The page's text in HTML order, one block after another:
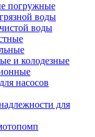
погружные
воды
воды
и колодезные
насосов
для